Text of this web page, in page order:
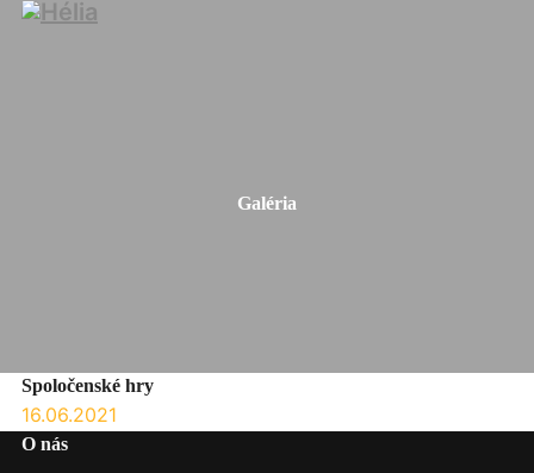
Galéria
Spoločenské hry
16.06.2021
O nás